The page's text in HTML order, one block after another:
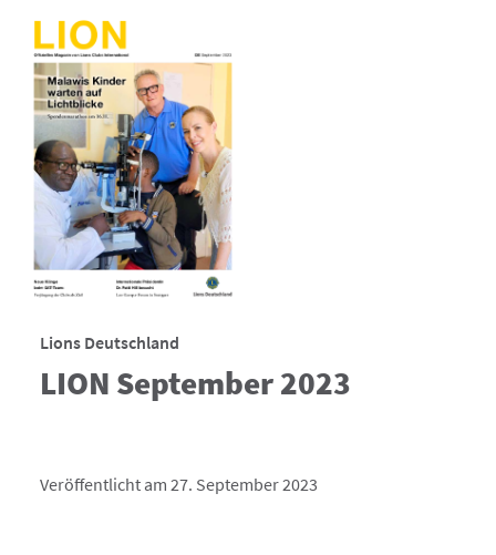
Lions Deutschland
LION September 2023
Veröffentlicht am 27. September 2023